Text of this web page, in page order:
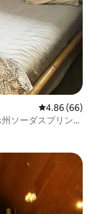
レビュー66件
4.86 (66)
ソーダスプリング